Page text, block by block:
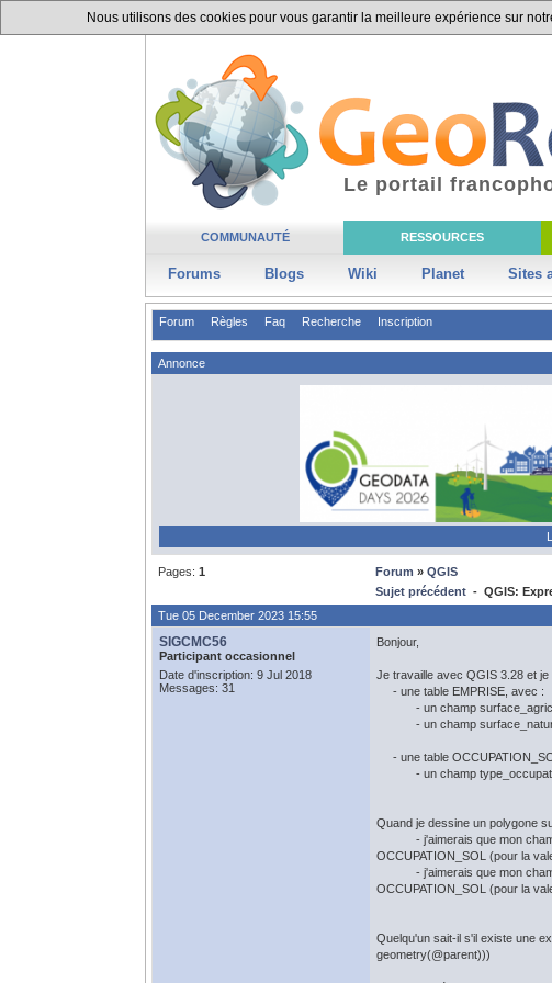
Nous utilisons des cookies pour vous garantir la meilleure expérience sur
COMMUNAUTÉ RESSOURCES
Forums Blogs Wiki Planet Sites
Le portail
Forum Règles Faq Recherche Inscription
Annonce
Pages: 1 Forum » QGIS
Sujet précédent - QGIS:
Tue 05 December 2023 15:55
SIGCMC56
Participant occasionnel
Date d'inscription: 9 Jul 2018
Messages: 31
Bonjour,
Je travaille avec QGIS 3.28 et
- une table EMPRISE, avec :
- un champ
- un champ
- une table
- un champ
Quand je dessine un polygone
- j'aimerais que mon champ
OCCUPATION_SOL (pour la
- j'aimerais que mon champ
OCCUPATION_SOL (pour la
Quelqu'un sait-il s'il existe une
geometry(@parent)))